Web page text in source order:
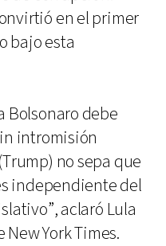
en el primer
bajo esta
Bolsonaro debe
intromisión
no sepa que
independiente del
aclaró Lula
York Times.